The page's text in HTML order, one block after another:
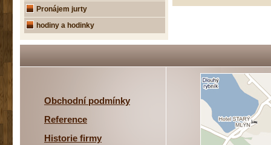
Pronájem jurty
hodiny a hodinky
Obchodní podmínky
Reference
Historie firmy